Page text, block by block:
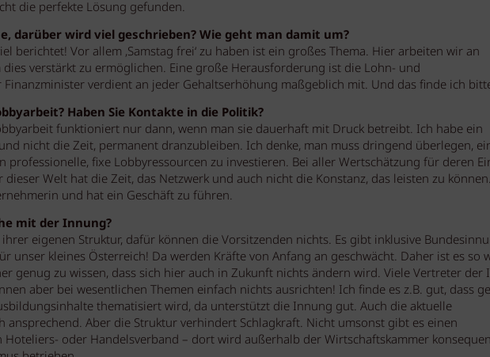
die perfekte Lösung gefunden.
darüber wird viel geschrieben? Wie geht man damit um?
berichtet! Vor allem ‚Samstag frei‘ zu haben ist ein großes Thema. Hier arbeiten wir an
verstärkt zu ermöglichen. Eine große Herausforderung ist die Lohn- und
verdient an jeder Gehaltserhöhung maßgeblich mit. Und das finde ich
Haben Sie Kontakte in die Politik?
funktioniert nur dann, wenn man sie dauerhaft mit Druck betreibt. Ich habe ein
nicht die Zeit, permanent dranzubleiben. Ich denke, man muss dringend überlegen,
professionelle, fixe Lobbyressourcen zu investieren. Bei aller Wertschätzung für deren
Welt hat die Zeit, das Netzwerk und auch nicht die Konstanz, das leisten zu
und hat ein Geschäft zu führen.
mit der Innung?
eigenen Struktur, dafür können die Vorsitzenden nichts. Es gibt inklusive
unser kleines Österreich! Da werden Kräfte von Anfang an geschwächt. Daher ist es so
genug zu wissen, dass sich hier auch in Zukunft nichts ändern wird. Viele Vertreter der
aber bei wesentlichen Themen einfach nichts ausrichten! Ich finde es z.B. gut, dass
thematisiert wird, da unterstützt die Innung gut. Auch die aktuelle
ansprechend. Aber die Struktur verhindert Schlagkraft. Nicht umsonst gibt es einen
oder Handelsverband – dort wird außerhalb der Wirtschaftskammer